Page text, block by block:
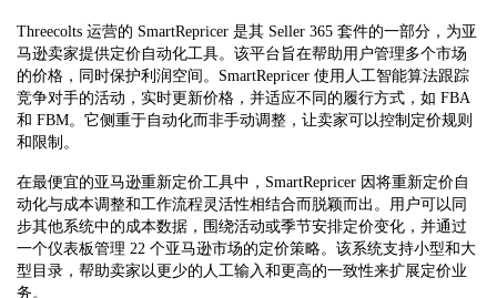
Threecolts 运营的 SmartRepricer 是其 Seller 365 套件的一部分，为亚
马逊卖家提供定价自动化工具。该平台旨在帮助用户管理多个市场
的价格，同时保护利润空间。SmartRepricer 使用人工智能算法跟踪
竞争对手的活动，实时更新价格，并适应不同的履行方式，如 FBA
和 FBM。它侧重于自动化而非手动调整，让卖家可以控制定价规则
和限制。
在最便宜的亚马逊重新定价工具中，SmartRepricer 因将重新定价自
动化与成本调整和工作流程灵活性相结合而脱颖而出。用户可以同
步其他系统中的成本数据，围绕活动或季节安排定价变化，并通过
一个仪表板管理 22 个亚马逊市场的定价策略。该系统支持小型和大
型目录，帮助卖家以更少的人工输入和更高的一致性来扩展定价业
务。